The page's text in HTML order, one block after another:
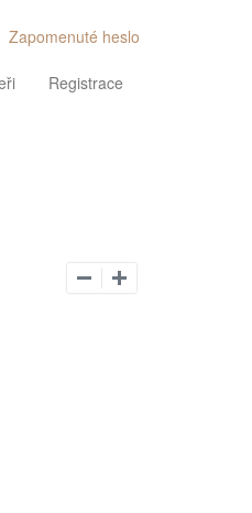
Zapomenuté heslo
Registrace